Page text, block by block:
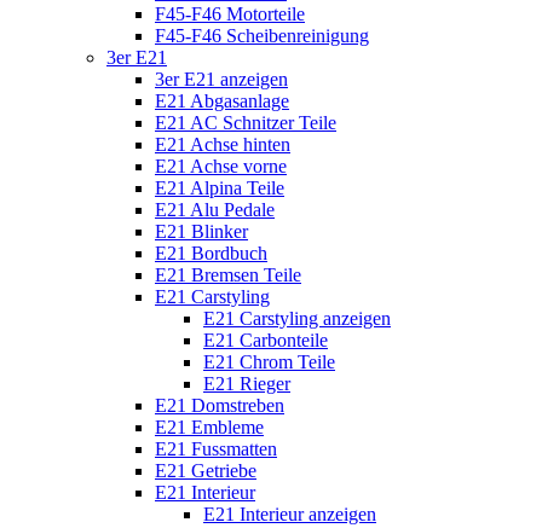
F45-F46 Motorteile
F45-F46 Scheibenreinigung
3er E21
3er E21 anzeigen
E21 Abgasanlage
E21 AC Schnitzer Teile
E21 Achse hinten
E21 Achse vorne
E21 Alpina Teile
E21 Alu Pedale
E21 Blinker
E21 Bordbuch
E21 Bremsen Teile
E21 Carstyling
E21 Carstyling anzeigen
E21 Carbonteile
E21 Chrom Teile
E21 Rieger
E21 Domstreben
E21 Embleme
E21 Fussmatten
E21 Getriebe
E21 Interieur
E21 Interieur anzeigen